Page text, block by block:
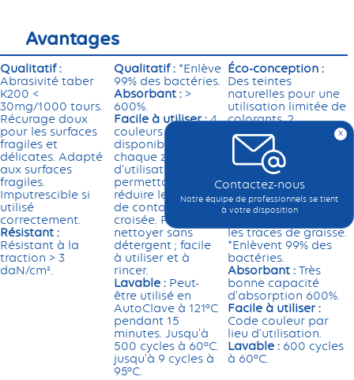
Avantages
Qualitatif :
Abrasivité taber
K200 <
30mg/1000 tours.
Récurage doux
pour les surfaces
fragiles et
délicates. Adapté
aux surfaces
fragiles.
Imputrescible si
utilisé
correctement.
Résistant :
Résistant à la
traction > 3
daN/cm².
Qualitatif : *Enlève
99% des bactéries.
Absorbant : >
600%.
Facile à utiliser :4
couleurs
disponibles pour
chaque zone
d'utilisation,
permettant de
réduire le risque
de contamination
croisée. Permet de
nettoyer sans
détergent ; facile
à utiliser et à
rincer.
Lavable : Peut-
être utilisé en
AutoClave à 121°C
pendant 15
minutes. Jusqu'à
500 cycles à 60°C.
jusqu'à 9 cycles à
95°C.
Éco-conception :
Des teintes
naturelles pour une
utilisation limitée de
colorants. 2
bouteilles recyclées
par microfibre.
Emballage en
carton recyclé à
70%. 50% de fibres
recyclées dans cette
microfibre.
les traces de graisse.
*Enlèvent 99% des
bactéries.
Absorbant : Très
bonne capacité
d'absorption 600%.
Facile à utiliser :
Code couleur par
lieu d’utilisation.
Lavable : 600 cycles
à 60°C.
x
Contactez-nous
Notre équipe de professionnels se tient
à votre disposition